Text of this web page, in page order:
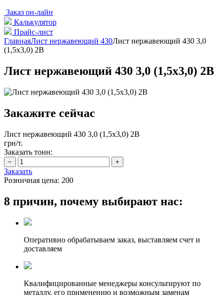
Заказ он-лайн
Калькулятор
Прайс-лист
ГлавнаяЛист нержавеющий 430Лист нержавеющий 430 3,0
(1,5х3,0) 2B
Лист нержавеющий 430 3,0 (1,5х3,0) 2B
Закажите сейчас
Лист нержавеющий 430 3,0 (1,5х3,0) 2B
грн/т.
Заказать тонн:
Заказать
Розничная цена: 200
8 причин, почему выбирают нас:
Оперативно обрабатываем заказ, выставляем счет и
доставляем
Квалифицированные менеджеры консультируют по
металлу, его применению и возможным заменам